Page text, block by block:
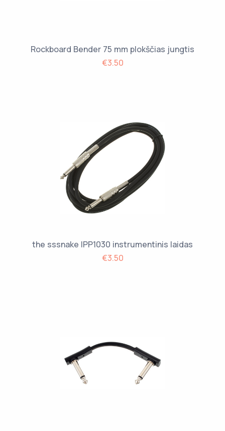
Rockboard Bender 75 mm plokščias jungtis
€3.50
the sssnake IPP1030 instrumentinis laidas
€3.50